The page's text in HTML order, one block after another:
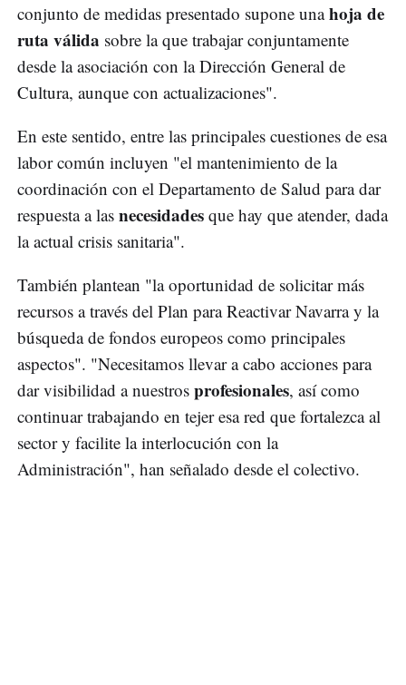
conjunto de medidas presentado supone unahoja de
ruta válida sobre la que trabajar conjuntamente
desde la asociación con la Dirección General de
Cultura, aunque con actualizaciones".
En este sentido, entre las principales cuestiones de esa
labor común incluyen "el mantenimiento de la
coordinación con el Departamento de Salud para dar
respuesta a las necesidades que hay que atender, dada
la actual crisis sanitaria".
También plantean "la oportunidad de solicitar más
recursos a través del Plan para Reactivar Navarra y la
búsqueda de fondos europeos como principales
aspectos". "Necesitamos llevar a cabo acciones para
dar visibilidad a nuestros profesionales, así como
continuar trabajando en tejer esa red que fortalezca al
sector y facilite la interlocución con la
Administración", han señalado desde el colectivo.